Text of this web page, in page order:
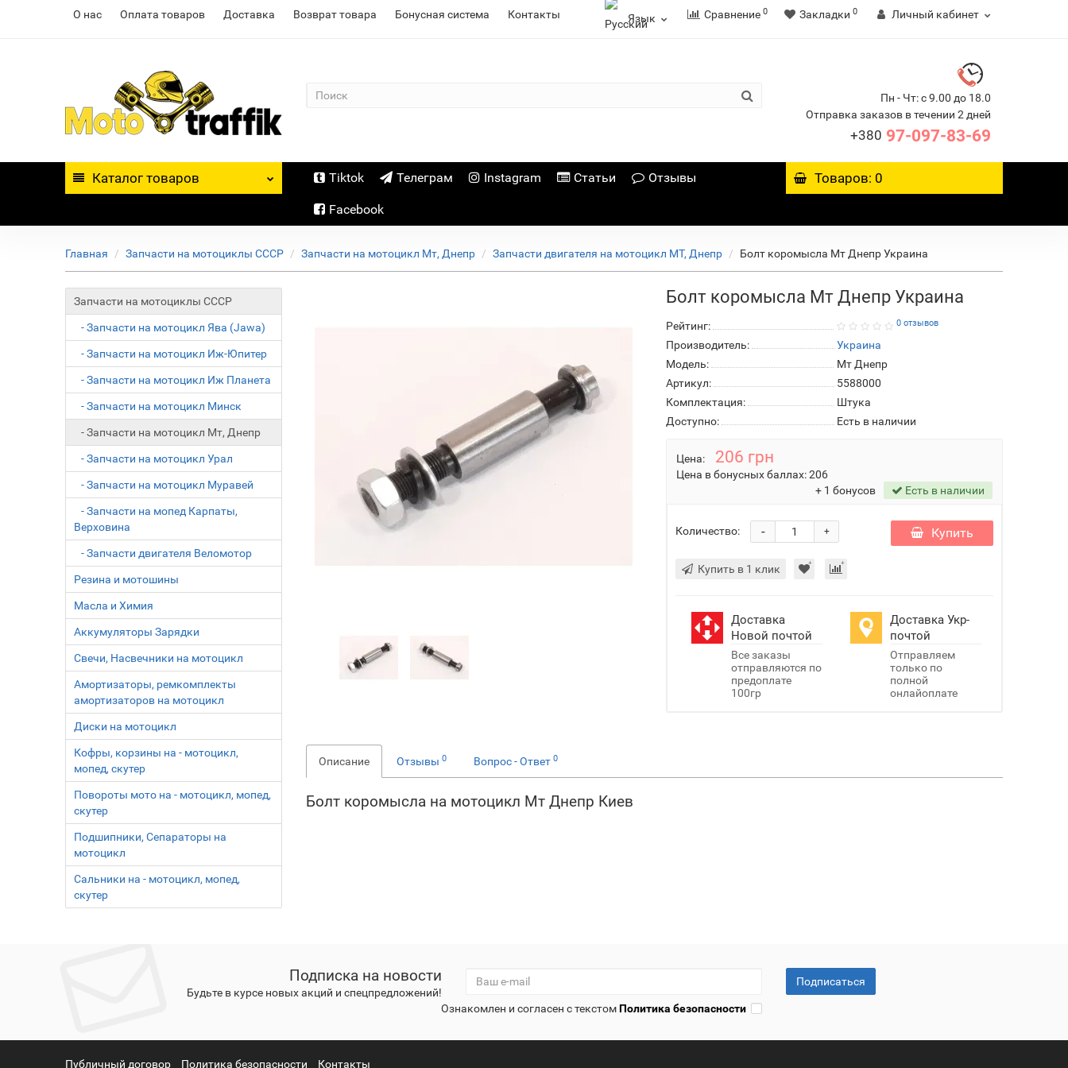
О нас Оплата товаров Доставка Возврат товара Бонусная система Контакты Язык Сравнение 0 Закладки 0 Личный кабинет
Пн - Чт: с 9.00 до 18.0
Отправка заказов в течении 2 дней
+380 97-097-83-69
Каталог товаров Tiktok Телеграм Instagram Статьи Отзывы
Facebook
Товаров: 0
Главная Запчасти на мотоциклы СССР Запчасти на мотоцикл Мт, Днепр Запчасти двигателя на мотоцикл МТ, Днепр Болт коромысла Мт Днепр Украина
Запчасти на мотоциклы СССР
- Запчасти на мотоцикл Ява (Jawa)
- Запчасти на мотоцикл Иж-Юпитер
- Запчасти на мотоцикл Иж Планета
- Запчасти на мотоцикл Минск
- Запчасти на мотоцикл Мт, Днепр
- Запчасти на мотоцикл Урал
- Запчасти на мотоцикл Муравей
- Запчасти на мопед Карпаты,
Верховина
- Запчасти двигателя Веломотор
Резина и мотошины
Масла и Химия
Аккумуляторы Зарядки
Свечи, Насвечники на мотоцикл
Амортизаторы, ремкомплекты
амортизаторов на мотоцикл
Диски на мотоцикл
Кофры, корзины на - мотоцикл,
мопед, скутер
Повороты мото на - мотоцикл, мопед,
скутер
Подшипники, Сепараторы на
мотоцикл
Сальники на - мотоцикл, мопед,
скутер
Болт коромысла Мт Днепр Украина
Рейтинг: 0 отзывов
Производитель:
Украина
Модель:
Мт Днепр
Артикул:
5588000
Комплектация:
Штука
Доступно:
Есть в наличии
Цена: 206 грн
Цена в бонусных баллах:206
+ 1 бонусов
Есть в наличии
Количество: +
- Купить
Купить в 1 клик
Доставка
Новой почтой
Все заказы
отправляются по
предоплате
100гр
Доставка Укр-
почтой
Отправляем
только по
полной
онлайоплате
Описание Отзывы 0 Вопрос - Ответ 0
Болт коромысла на мотоцикл Мт Днепр Киев
Подписка на новости
Будьте в курсе новых акций и спецпредложений!
Подписаться
Ознакомлен и согласен с текстомПолитика безопасности
Публичный договор Политика безопасности Контакты